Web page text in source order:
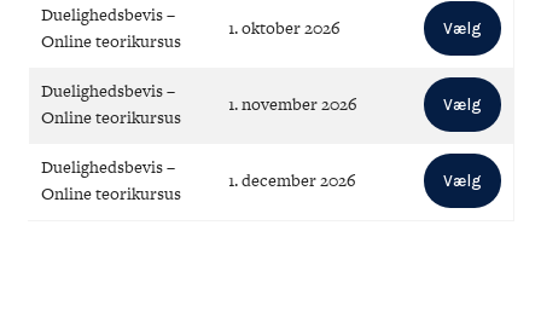
Duelighedsbevis –
Online teorikursus
1. oktober 2026 Vælg
Duelighedsbevis –
Online teorikursus
1. november 2026 Vælg
Duelighedsbevis –
Online teorikursus
1. december 2026 Vælg